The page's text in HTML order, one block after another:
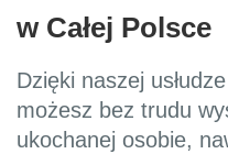
w Całej Polsce
Dzięki naszej
możesz bez trudu
ukochanej osobie,